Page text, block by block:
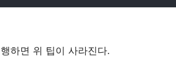
하면 위 팁이 사라진다.